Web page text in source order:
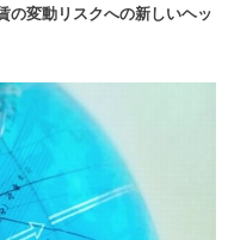
の変動リスクへの新しいヘッ